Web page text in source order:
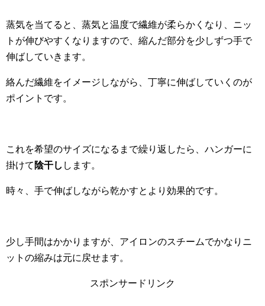
蒸気を当てると、蒸気と温度で繊維が柔らかくなり、ニッ
トが伸びやすくなりますので、縮んだ部分を少しずつ手で
伸ばしていきます。
絡んだ繊維をイメージしながら、丁寧に伸ばしていくのが
ポイントです。
これを希望のサイズになるまで繰り返したら、ハンガーに
掛けて 陰干し します。
時々、手で伸ばしながら乾かすとより効果的です。
少し手間はかかりますが、アイロンのスチームでかなりニ
ットの縮みは元に戻せます。
スポンサードリンク